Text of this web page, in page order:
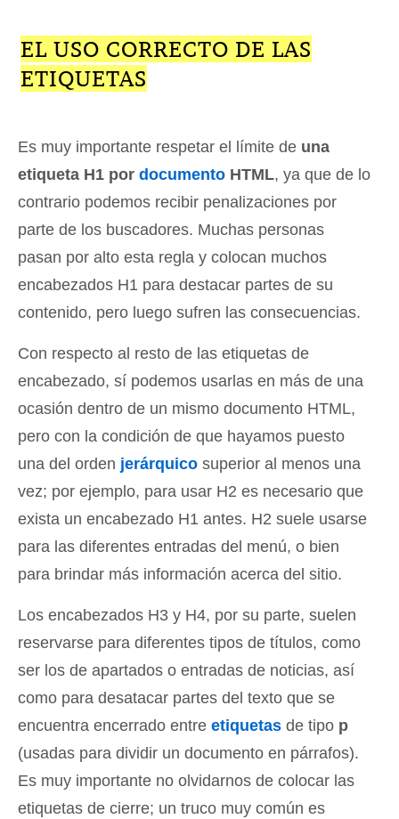
EL USO CORRECTO DE LAS
ETIQUETAS
Es muy importante respetar el límite de una
etiqueta H1 por documento HTML, ya que de lo
contrario podemos recibir penalizaciones por
parte de los buscadores. Muchas personas
pasan por alto esta regla y colocan muchos
encabezados H1 para destacar partes de su
contenido, pero luego sufren las consecuencias.
Con respecto al resto de las etiquetas de
encabezado, sí podemos usarlas en más de una
ocasión dentro de un mismo documento HTML,
pero con la condición de que hayamos puesto
una del orden jerárquico superior al menos una
vez; por ejemplo, para usar H2 es necesario que
exista un encabezado H1 antes. H2 suele usarse
para las diferentes entradas del menú, o bien
para brindar más información acerca del sitio.
Los encabezados H3 y H4, por su parte, suelen
reservarse para diferentes tipos de títulos, como
ser los de apartados o entradas de noticias, así
como para desatacar partes del texto que se
encuentra encerrado entre etiquetas de tipo p
(usadas para dividir un documento en párrafos).
Es muy importante no olvidarnos de colocar las
etiquetas de cierre; un truco muy común es